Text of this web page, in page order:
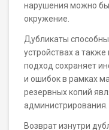
нарушения можно
окружение.
Дубликаты
устройствах а
подход сохраняет
и ошибок в рамках
резервных копий
администрирования.
Возврат изнутри